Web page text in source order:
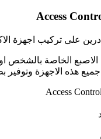
على تركيب اجهزة
الخاصة بالشخص
هذه الاجهزة وتوفير